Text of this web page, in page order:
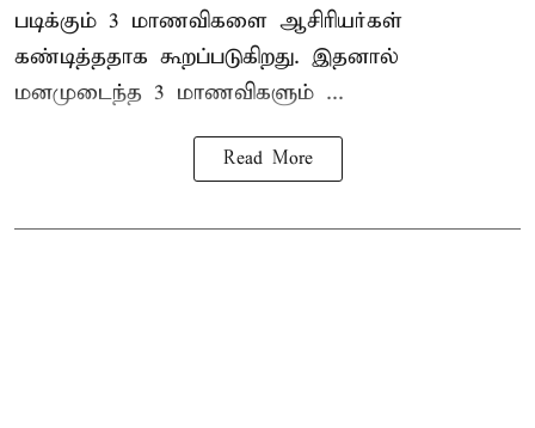
படிக்கும் 3 மாணவிகளை ஆசிரியர்கள்
கண்டித்ததாக கூறப்படுகிறது. இதனால்
மனமுடைந்த 3 மாணவிகளும் ...
Read More